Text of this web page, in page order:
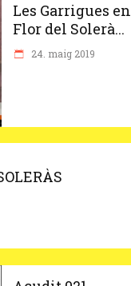
Les Garrigues en
Flor del Solerà...
24. maig 2019